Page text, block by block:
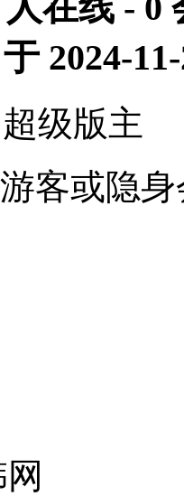
于 2024-
超级版
客或隐